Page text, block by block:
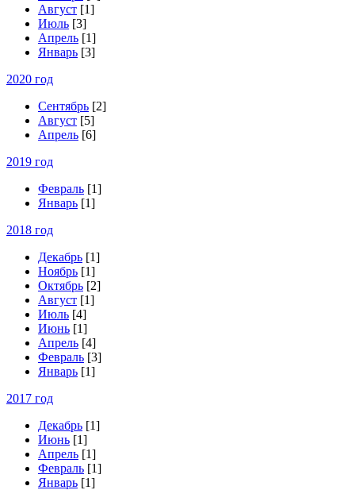
Август [1]
Июль [3]
Апрель [1]
Январь [3]
2020 год
Сентябрь [2]
Август [5]
Апрель [6]
2019 год
Февраль [1]
Январь [1]
2018 год
Декабрь [1]
Ноябрь [1]
Октябрь [2]
Август [1]
Июль [4]
Июнь [1]
Апрель [4]
Февраль [3]
Январь [1]
2017 год
Декабрь [1]
Июнь [1]
Апрель [1]
Февраль [1]
Январь [1]